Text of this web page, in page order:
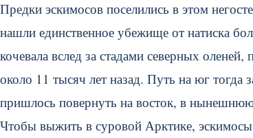
Предки эскимосов поселились в этом
нашли единственное убежище от натиска
кочевала вслед за стадами северных
около 11 тысяч лет назад. Путь на юг
пришлось повернуть на восток, в
Чтобы выжить в суровой Арктике,